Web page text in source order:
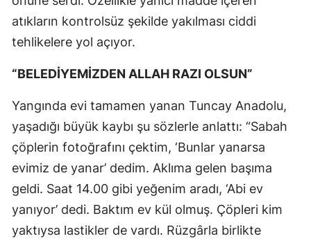
atıkların kontrolsüz şekilde yakılması ciddi
tehlikelere yol açıyor.
“BELEDİYEMİZDEN ALLAH RAZI OLSUN”
Yangında evi tamamen yanan Tuncay Anadolu,
yaşadığı büyük kaybı şu sözlerle anlattı: “Sabah
çöplerin fotoğrafını çektim, ‘Bunlar yanarsa
evimiz de yanar’ dedim. Aklıma gelen başıma
geldi. Saat 14.00 gibi yeğenim aradı, ‘Abi ev
yanıyor’ dedi. Baktım ev kül olmuş. Çöpleri kim
yaktıysa lastikler de vardı. Rüzgârla birlikte